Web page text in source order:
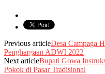
Previous articleDesa Campaga
Penghargaan ADWI 2022
Next articleBupati Gowa
Pokok di Pasar Tradisional